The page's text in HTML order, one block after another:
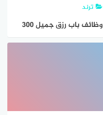
ترند
وظائف باب رزق جميل 300
وظيفة لحملة الثانوية بدون